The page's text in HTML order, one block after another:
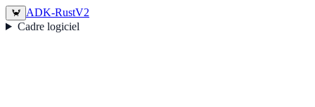
🦀 ADK-RustV2
Cadre logiciel